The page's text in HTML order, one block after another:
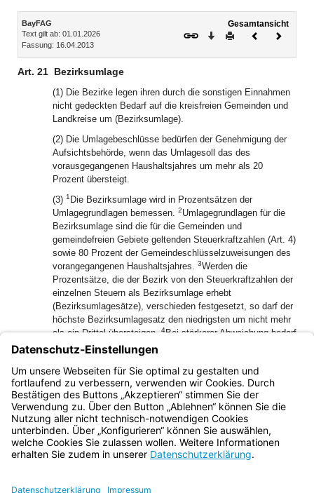
Inhalt
BayFAG
Text gilt ab: 01.01.2026
Fassung: 16.04.2013
Gesamtansicht
Download
DruckenVorheriges
Art. 21 Bezirksumlage
(1) Die Bezirke legen ihren durch die sonstigen Einnahmen
nicht gedeckten Bedarf auf die kreisfreien Gemeinden und
Landkreise um (Bezirksumlage).
(2) Die Umlagebeschlüsse bedürfen der Genehmigung der
Aufsichtsbehörde, wenn das Umlagesoll das des
vorausgegangenen Haushaltsjahres um mehr als 20
Prozent übersteigt.
(3) 1 Die Bezirksumlage wird in Prozentsätzen der
Umlagegrundlagen bemessen. 2Umlagegrundlagen für die
Bezirksumlage sind die für die Gemeinden und
gemeindefreien Gebiete geltenden Steuerkraftzahlen (Art. 4)
sowie 80 Prozent der Gemeindeschlüsselzuweisungen des
vorangegangenen Haushaltsjahres. 3Werden die
Prozentsätze, die der Bezirk von den Steuerkraftzahlen der
einzelnen Steuern als Bezirksumlage erhebt
(Bezirksumlagesätze), verschieden festgesetzt, so darf der
höchste Bezirksumlagesatz den niedrigsten um nicht mehr
als ein Drittel übersteigen.4Bei stärkerer Abweichung bedarf
der Umlagebeschluss der Genehmigung durch die
Der Bezirksumlagesatz, der von den
Schlüsselzuweisungen erhoben wird, darf nicht höher sein
als der niedrigste Bezirksumlagesatz der Steuerkraftzahlen.
Bayern.de
BayernPortal
Impressum